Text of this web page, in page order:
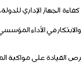
الجهاز الإداري
في الأداء
على مواكبة